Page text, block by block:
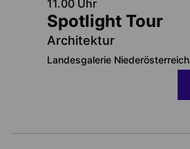
11.00 Uhr
Spotlight Tour
Architektur
Landesgalerie Niederösterreich